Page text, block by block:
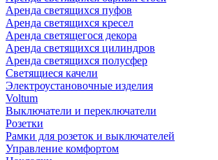
Аренда светящихся пуфов
Аренда светящихся кресел
Аренда светящегося декора
Аренда светящихся цилиндров
Аренда светящихся полусфер
Светящиеся качели
Электроустановочные изделия
Voltum
Выключатели и переключатели
Розетки
Рамки для розеток и выключателей
Управление комфортом